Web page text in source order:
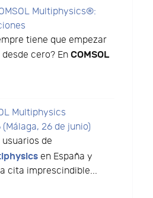
Multiphysics®:
tiene que empezar
cero? En COMSOL
Multiphysics
26 de junio)
de
en España y
cita imprescindible...